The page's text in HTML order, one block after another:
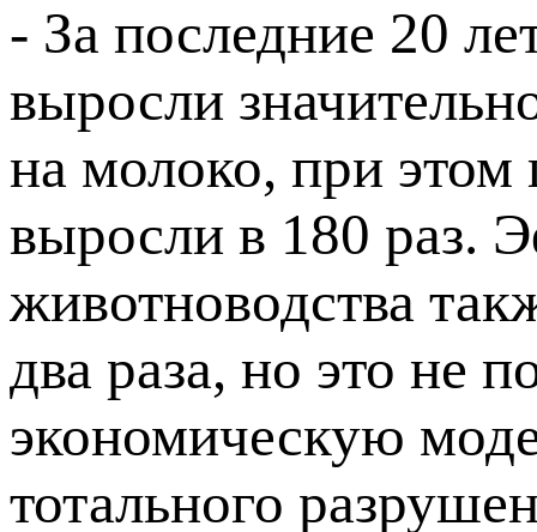
- За последние 20
выросли
на молоко, при этом
выросли в 180 раз.
животноводства
два раза, но это не
экономическую
тотального